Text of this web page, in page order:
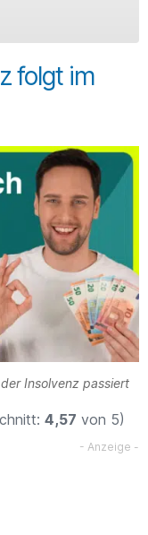
folgt im
Insolvenz passiert
4,57 von 5)